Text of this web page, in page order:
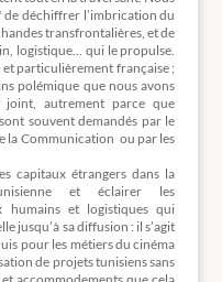
de déchiffrer l’imbrication du
transfrontalières, et de
logistique… qui le propulse.
particulièrement française ;
polémique que nous avons
autrement parce que
souvent demandés par le
la Communication ou par les
capitaux étrangers dans la
et éclairer les
humains et logistiques qui
jusqu’à sa diffusion : il s’agit
pour les métiers du cinéma
de projets tunisiens sans